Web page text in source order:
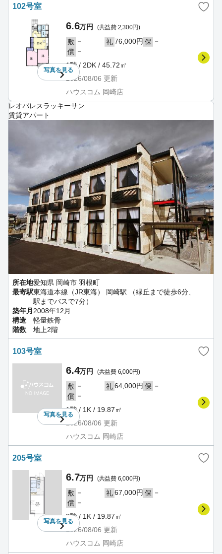
102号室
写真を見る
6.6万円 (共益費 2,300円)
敷 － 礼76,000円 保 －
償 －
1階 / 2DK / 45.72㎡
2026/08/06 更新
ハウスコム 岡崎店
レオパレスラッキーサン
賃貸アパート
所在地愛知県 岡崎市 羽根町
最寄駅東海道本線（JR東海） 岡崎駅 （緑丘まで徒歩6分、
駅までバスで7分）
築年月 2008年12月
構造
軽量鉄骨
階数
地上2階
103号室
写真を見る
6.4万円 (共益費 6,000円)
敷 － 礼64,000円 保 －
償 －
1階 / 1K / 19.87㎡
2026/08/06 更新
ハウスコム 岡崎店
205号室
写真を見る
6.7万円 (共益費 6,000円)
敷 － 礼67,000円 保 －
償 －
2階 / 1K / 19.87㎡
2026/08/06 更新
ハウスコム 岡崎店